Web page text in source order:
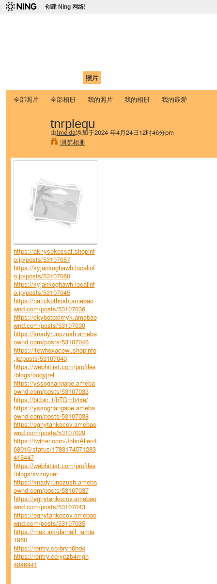
创建 Ning 网络!
照片
全部照片 全部相册 我的照片 我的相册 我的最爱
tnrplequ
由Imelda添加于2024 年4月24日12时46分pm
浏览相册
https://aknysekossaf.shopinf
o.jp/posts/53107057
https://kyjankoghawh.localinf
o.jp/posts/53107060
https://kyjankoghawh.localinf
o.jp/posts/53107045
https://natickothosh.amebao
wnd.com/posts/53107036
https://ckybotoximyk.amebao
wnd.com/posts/53107030
https://knadyrunozush.ameba
ownd.com/posts/53107046
https://itewhoxacewi.shopinfo
.jp/posts/53107040
https://webhitlist.com/profiles
/blogs/ooqyjrel
https://yssoghangape.ameba
ownd.com/posts/53107033
https://bitbin.it/bTGmb4xe/
https://yssoghangape.ameba
ownd.com/posts/53107038
https://eghytankocov.amebao
wnd.com/posts/53107029
https://twitter.com/JohnAllen4
68016/status/1783174571283
415447
https://webhitlist.com/profiles
/blogs/svznyoer
https://knadyrunozush.ameba
ownd.com/posts/53107037
https://eghytankocov.amebao
wnd.com/posts/53107043
https://eghytankocov.amebao
wnd.com/posts/53107035
https://mez.ink/darnell_jamie
1960
https://rentry.co/bryh6hd4
https://rentry.co/ypzb4mgh
4846441